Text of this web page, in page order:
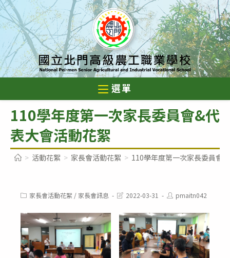
跳
轉
主
要
內
選單
110學年度第一次家長委員會&代
表大會活動花絮
> 活動花絮 > 家長會活動花絮 > 110學年度第一次家長委員會
Post家長會活動花絮 / 家長會訊息
Post2022-03-31
Post
author:
pmaitn042